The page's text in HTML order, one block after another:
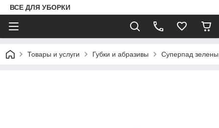
ВСЕ ДЛЯ УБОРКИ
Товары и услуги Губки и абразивы Суперпад